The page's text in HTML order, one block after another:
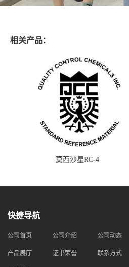
相关产品：
莫西沙星RC-4
快捷导航
公司首页 公司介绍 公司动态
产品展厅 证书荣誉 联系方式